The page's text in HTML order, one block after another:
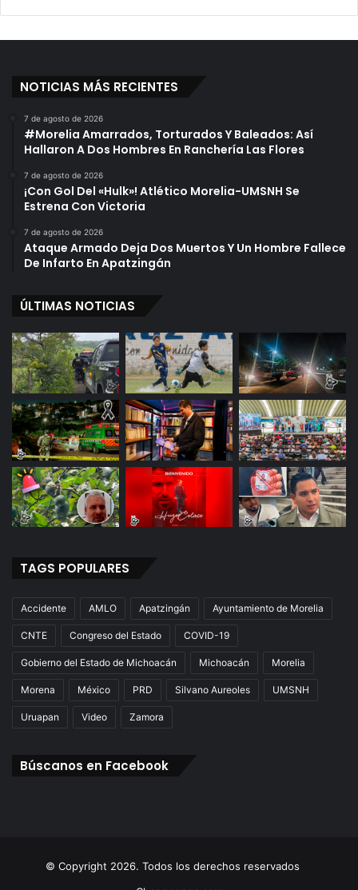
NOTICIAS MÁS RECIENTES
7 de agosto de 2026
#Morelia Amarrados, Torturados Y Baleados: Así
Hallaron A Dos Hombres En Ranchería Las Flores
7 de agosto de 2026
¡Con Gol Del «Hulk»! Atlético Morelia-UMSNH Se
Estrena Con Victoria
7 de agosto de 2026
Ataque Armado Deja Dos Muertos Y Un Hombre Fallece
De Infarto En Apatzingán
ÚLTIMAS NOTICIAS
TAGS POPULARES
Accidente AMLO Apatzingán Ayuntamiento de Morelia
CNTE Congreso del Estado COVID-19
Gobierno del Estado de Michoacán Michoacán Morelia
Morena México PRD Silvano Aureoles UMSNH
Uruapan Video Zamora
Búscanos en Facebook
© Copyright 2026. Todos los derechos reservados